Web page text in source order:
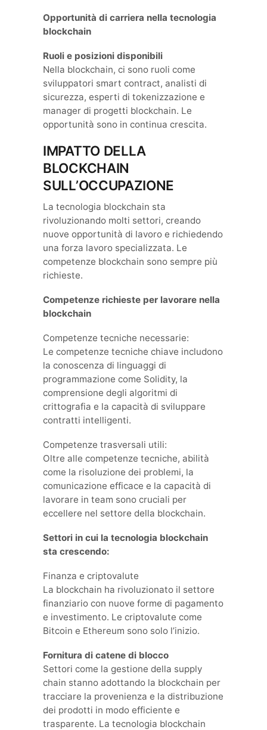
Opportunità di carriera nella tecnologia
blockchain
Ruoli e posizioni disponibili
Nella blockchain, ci sono ruoli come
sviluppatori smart contract, analisti di
sicurezza, esperti di tokenizzazione e
manager di progetti blockchain. Le
opportunità sono in continua crescita.
IMPATTO DELLA
BLOCKCHAIN
SULL’OCCUPAZIONE
La tecnologia blockchain sta
rivoluzionando molti settori, creando
nuove opportunità di lavoro e richiedendo
una forza lavoro specializzata. Le
competenze blockchain sono sempre più
richieste.
Competenze richieste per lavorare nella
blockchain
Competenze tecniche necessarie:
Le competenze tecniche chiave includono
la conoscenza di linguaggi di
programmazione come Solidity, la
comprensione degli algoritmi di
crittografia e la capacità di sviluppare
contratti intelligenti.
Competenze trasversali utili:
Oltre alle competenze tecniche, abilità
come la risoluzione dei problemi, la
comunicazione efficace e la capacità di
lavorare in team sono cruciali per
eccellere nel settore della blockchain.
Settori in cui la tecnologia blockchain
sta crescendo:
Finanza e criptovalute
La blockchain ha rivoluzionato il settore
finanziario con nuove forme di pagamento
e investimento. Le criptovalute come
Bitcoin e Ethereum sono solo l’inizio.
Fornitura di catene di blocco
Settori come la gestione della supply
chain stanno adottando la blockchain per
tracciare la provenienza e la distribuzione
dei prodotti in modo efficiente e
trasparente. La tecnologia blockchain